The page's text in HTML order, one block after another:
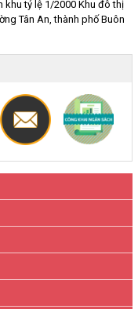
khu tỷ lệ 1/2000 Khu đô thị
Tân An, thành phố Buôn